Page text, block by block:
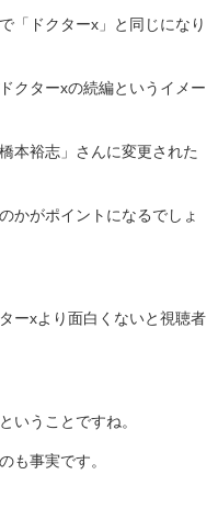
「ドクターx」と同じになり
クターxの続編というイメー
本裕志」さんに変更された
かがポイントになるでしょ
ーxより面白くないと視聴者
いうことですね。
も事実です。